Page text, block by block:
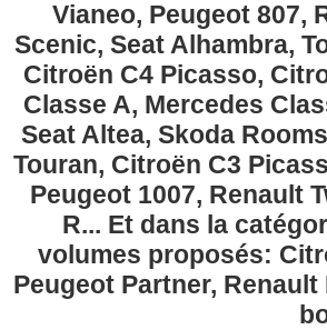
Vianeo, Peugeot 807,
Scenic, Seat Alhambra,
Citroën C4 Picasso,
Classe A, Mercedes
Seat Altea, Skoda
Touran, Citroën C3
Peugeot 1007, Renault
R... Et dans la
volumes proposés:
Peugeot Partner,